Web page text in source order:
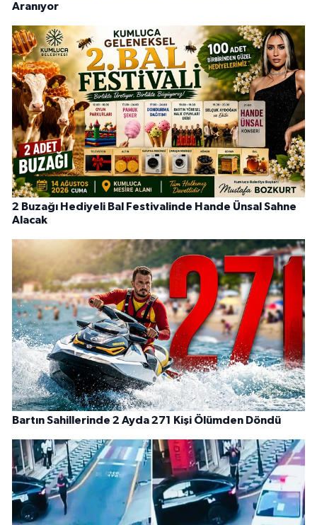
Aranıyor
2 Buzağı Hediyeli Bal Festivalinde Hande Ünsal Sahne
Alacak
Bartın Sahillerinde 2 Ayda 271 Kişi Ölümden Döndü